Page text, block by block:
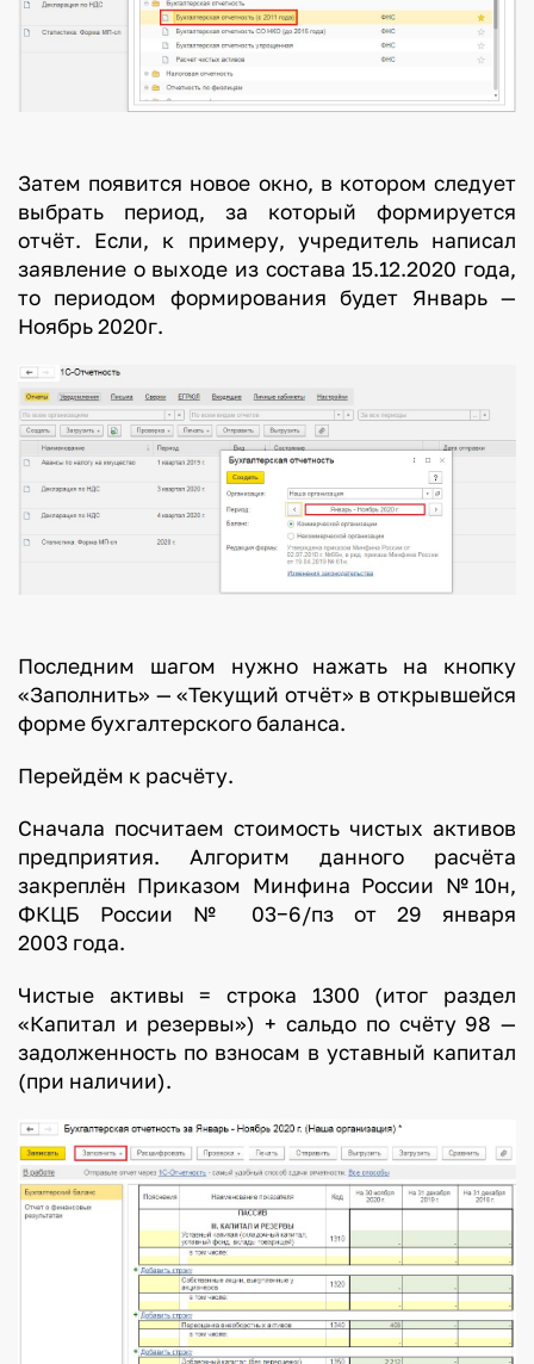
Затем появится новое окно, в котором следует
выбрать период, за который формируется
отчёт. Если, к примеру, учредитель написал
заявление о выходе из состава 15.12.2020 года,
то периодом формирования будет Январь —
Ноябрь 2020г.
Последним шагом нужно нажать на кнопку
«Заполнить» — «Текущий отчёт» в открывшейся
форме бухгалтерского баланса.
Перейдём к расчёту.
Сначала посчитаем стоимость чистых активов
предприятия. Алгоритм данного расчёта
закреплён Приказом Минфина России №10н,
ФКЦБ России № 03−6/пз от 29 января
2003 года.
Чистые активы = строка 1300 (итог раздел
«Капитал и резервы») + сальдо по счёту 98 —
задолженность по взносам в уставный капитал
(при наличии).